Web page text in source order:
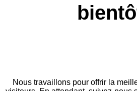
Nous travaillons pour offrir la